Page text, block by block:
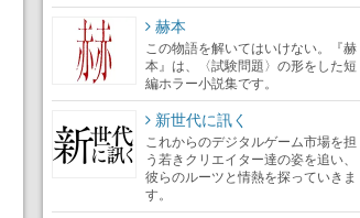
赫本
この物語を解いてはいけない。『赫
本』は、〈試験問題〉の形をした短
編ホラー小説集です。
新世代に訊く
これからのデジタルゲーム市場を担
う若きクリエイター達の姿を追い、
彼らのルーツと情熱を探っていきま
す。